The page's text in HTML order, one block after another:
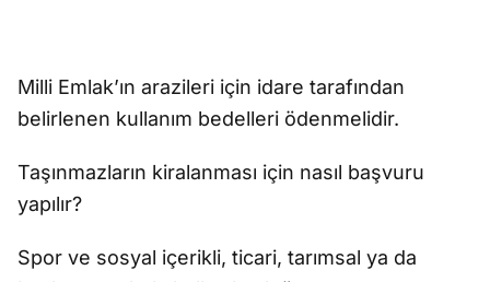
Milli Emlak’ın arazileri için idare tarafından
belirlenen kullanım bedelleri ödenmelidir.
Taşınmazların kiralanması için nasıl başvuru
yapılır?
Spor ve sosyal içerikli, ticari, tarımsal ya da